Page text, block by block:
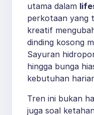
utama dalam
perkotaan yang
kreatif
dinding kosong
Sayuran
hingga bunga
kebutuhan
Tren ini bukan
juga soal